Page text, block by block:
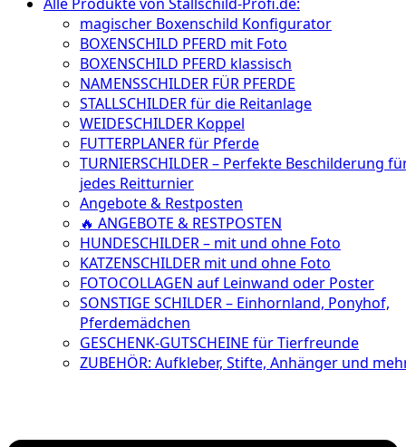
magischer Boxenschild Konfigurator
BOXENSCHILD PFERD mit Foto
BOXENSCHILD PFERD klassisch
NAMENSSCHILDER FÜR PFERDE
STALLSCHILDER für die Reitanlage
WEIDESCHILDER Koppel
FUTTERPLANER für Pferde
TURNIERSCHILDER – Perfekte Beschilderung
jedes Reitturnier
Angebote & Restposten
🔥 ANGEBOTE & RESTPOSTEN
HUNDESCHILDER – mit und ohne Foto
KATZENSCHILDER mit und ohne Foto
FOTOCOLLAGEN auf Leinwand oder Poster
SONSTIGE SCHILDER – Einhornland, Ponyhof,
Pferdemädchen
GESCHENK-GUTSCHEINE für Tierfreunde
ZUBEHÖR: Aufkleber, Stifte, Anhänger und